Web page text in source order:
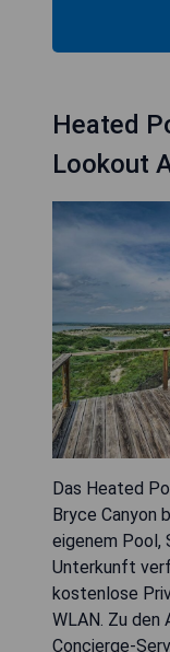
Heated
Lookout
Das Heated
Bryce
eigenem Pool,
Unterkunft
kostenlose
WLAN. Zu den
Concierge-